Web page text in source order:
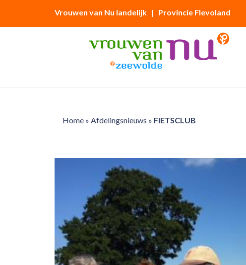
Vrouwen van Nu landelijk | Provincie Flevoland
Home» Afdelingsnieuws » FIETSCLUB